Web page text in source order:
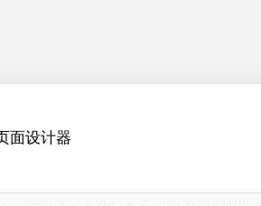
面设计器